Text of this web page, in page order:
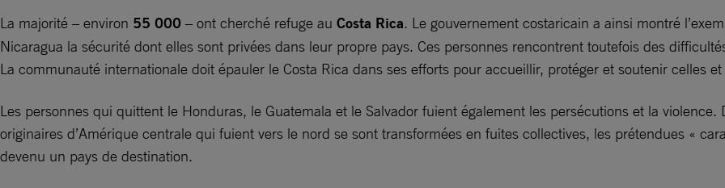
La majorité – environ 55 000 – ont cherché refuge au Costa Rica. Le gouvernement costaricain a ainsi montré
Nicaragua la sécurité dont elles sont privées dans leur propre pays. Ces personnes rencontrent toutefois des
La communauté internationale doit épauler le Costa Rica dans ses efforts pour accueillir, protéger et soutenir celles
Les personnes qui quittent le Honduras, le Guatemala et le Salvador fuient également les persécutions et la
originaires d’Amérique centrale qui fuient vers le nord se sont transformées en fuites collectives, les prétendues «
devenu un pays de destination.